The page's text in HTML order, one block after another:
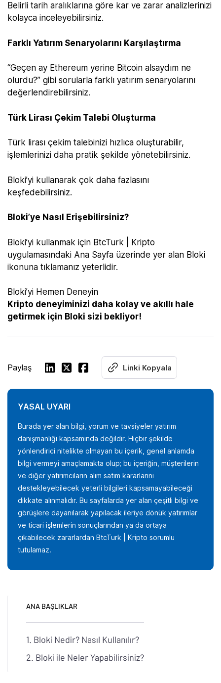
Belirli tarih aralıklarına göre kar ve zarar analizlerinizi
kolayca inceleyebilirsiniz.
Farklı Yatırım Senaryolarını Karşılaştırma
“Geçen ay Ethereum yerine Bitcoin alsaydım ne
olurdu?” gibi sorularla farklı yatırım senaryolarını
değerlendirebilirsiniz.
Türk Lirası Çekim Talebi Oluşturma
Türk lirası çekim talebinizi hızlıca oluşturabilir,
işlemlerinizi daha pratik şekilde yönetebilirsiniz.
Bloki’yi kullanarak çok daha fazlasını
keşfedebilirsiniz.
Bloki’ye Nasıl Erişebilirsiniz?
Bloki’yi kullanmak için BtcTurk | Kripto
uygulamasındaki Ana Sayfa üzerinde yer alan Bloki
ikonuna tıklamanız yeterlidir.
Bloki’yi Hemen Deneyin
Kripto deneyiminizi daha kolay ve akıllı hale
getirmek için Bloki sizi bekliyor!
Paylaş Linki Kopyala
YASAL UYARI
Burada yer alan bilgi, yorum ve tavsiyeler yatırım
danışmanlığı kapsamında değildir. Hiçbir şekilde
yönlendirici nitelikte olmayan bu içerik, genel anlamda
bilgi vermeyi amaçlamakta olup; bu içeriğin, müşterilerin
ve diğer yatırımcıların alım satım kararlarını
destekleyebilecek yeterli bilgileri kapsamayabileceği
dikkate alınmalıdır. Bu sayfalarda yer alan çeşitli bilgi ve
görüşlere dayanılarak yapılacak ileriye dönük yatırımlar
ve ticari işlemlerin sonuçlarından ya da ortaya
çıkabilecek zararlardan BtcTurk | Kripto sorumlu
tutulamaz.
ANA BAŞLIKLAR
Bloki Nedir? Nasıl Kullanılır?
Bloki ile Neler Yapabilirsiniz?